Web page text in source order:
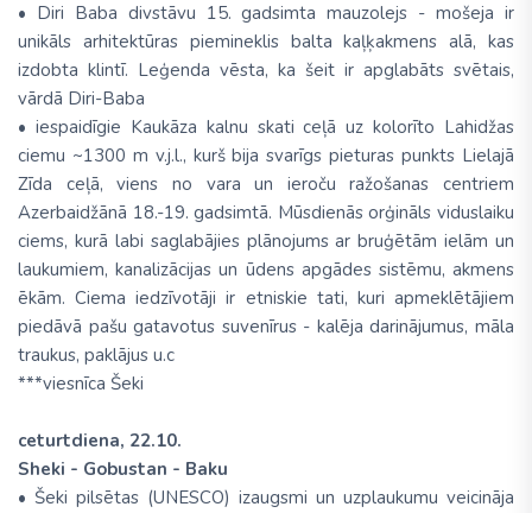
• Diri Baba divstāvu 15. gadsimta mauzolejs - mošeja ir
unikāls arhitektūras piemineklis balta kaļķakmens alā, kas
izdobta klintī. Leģenda vēsta, ka šeit ir apglabāts svētais,
vārdā Diri-Baba
• iespaidīgie Kaukāza kalnu skati ceļā uz kolorīto Lahidžas
ciemu ~1300 m v.j.l., kurš bija svarīgs pieturas punkts Lielajā
Zīda ceļā, viens no vara un ieroču ražošanas centriem
Azerbaidžānā 18.-19. gadsimtā. Mūsdienās orģināls viduslaiku
ciems, kurā labi saglabājies plānojums ar bruģētām ielām un
laukumiem, kanalizācijas un ūdens apgādes sistēmu, akmens
ēkām. Ciema iedzīvotāji ir etniskie tati, kuri apmeklētājiem
piedāvā pašu gatavotus suvenīrus - kalēja darinājumus, māla
traukus, paklājus u.c
***viesnīca Šeki
ceturtdiena, 22.10.
Sheki - Gobustan - Baku
• Šeki pilsētas (UNESCO) izaugsmi un uzplaukumu veicināja